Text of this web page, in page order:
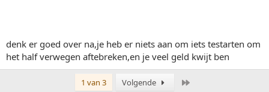
denk er goed over na,je heb er niets aan om iets testarten om
het half verwegen aftebreken,en je veel geld kwijt ben
1 van 3 Volgende